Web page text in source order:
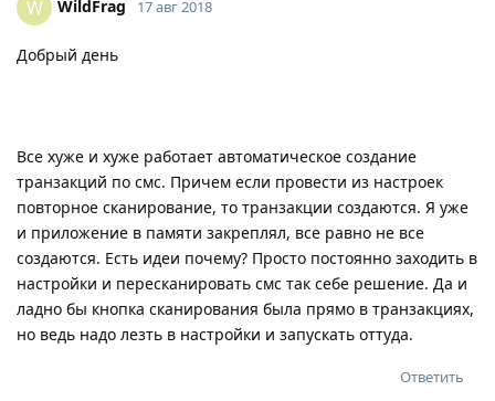
W WildFrag 17 авг 2018
Добрый день
Все хуже и хуже работает автоматическое создание
транзакций по смс. Причем если провести из настроек
повторное сканирование, то транзакции создаются. Я уже
и приложение в памяти закреплял, все равно не все
создаются. Есть идеи почему? Просто постоянно заходить в
настройки и пересканировать смс так себе решение. Да и
ладно бы кнопка сканирования была прямо в транзакциях,
но ведь надо лезть в настройки и запускать оттуда.
Ответить